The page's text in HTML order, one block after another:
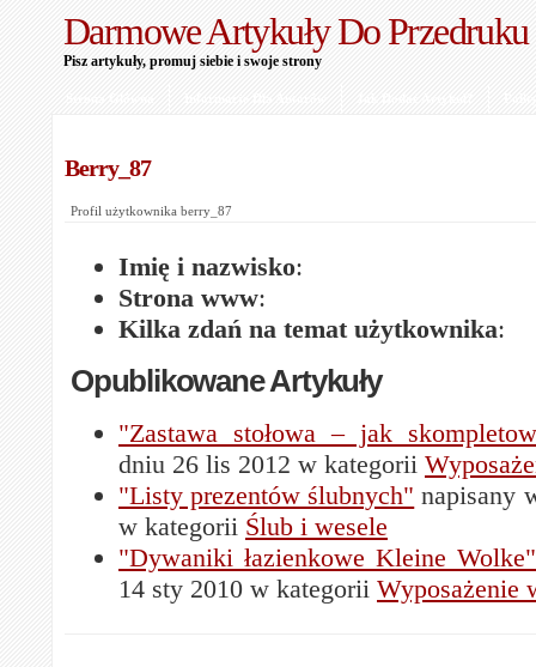
Darmowe Artykuły Do Przedruku
Pisz artykuły, promuj siebie i swoje strony
Berry_87
Profil użytkownika berry_87
Imię i nazwisko:
Strona www:
Kilka zdań na temat użytkownika:
Opublikowane Artykuły
"Zastawa stołowa – jak
dniu 26 lis 2012 w kategorii
"Listy prezentów ślubnych" napisany
w kategorii Ślub i wesele
"Dywaniki łazienkowe Kleine Wolke"
14 sty 2010 w kategorii Wyposażenie